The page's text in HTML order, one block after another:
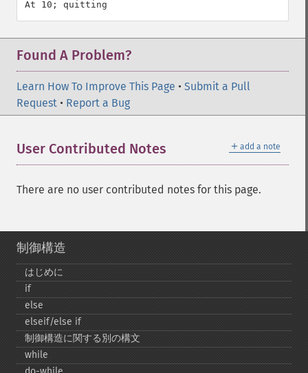
Found A Problem?
Learn How To Improve This Page • Submit a Pull
Request • Report a Bug
＋ add a note
User Contributed Notes
There are no user contributed notes for this page.
制御構造
はじめに
if
else
elseif/else if
制御構造に関する別の構文
while